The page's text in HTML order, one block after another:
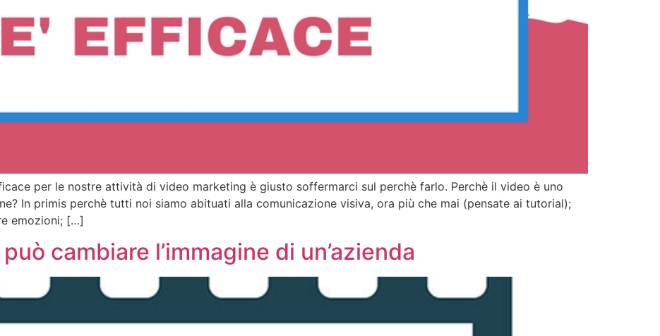
per le nostre attività di video marketing è giusto soffermarci sul perchè farlo. Perchè il video è uno
In primis perchè tutti noi siamo abituati alla comunicazione visiva, ora più che mai (pensate ai tutorial);
emozioni; […]
cambiare l’immagine di un’azienda